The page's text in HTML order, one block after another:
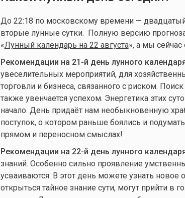
До 22:18 по московскому времени —
вторые лунные сутки. Полную версию прогноза
«Лунный календарь на 22 августа», а мы
Рекомендации на 21-й день лунного
увеселительных мероприятий, для
торговли и бизнеса, связанного с риском.
также увенчается успехом. Энергетика этих
начало. День придаёт нам необыкновенную
поступок, о котором раньше боялись и
прямом и переносном смыслах!
Рекомендации на 22-й день лунного
знаний. Особенно сильно проявление
усваиваются. В этот день можете узнать
открыться тайное знание сути, могут прийти